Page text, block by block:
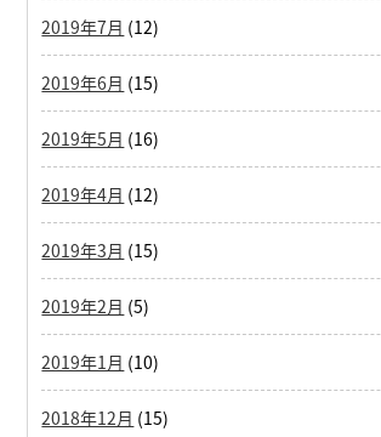
2019年7月 (12)
2019年6月 (15)
2019年5月 (16)
2019年4月 (12)
2019年3月 (15)
2019年2月 (5)
2019年1月 (10)
2018年12月 (15)